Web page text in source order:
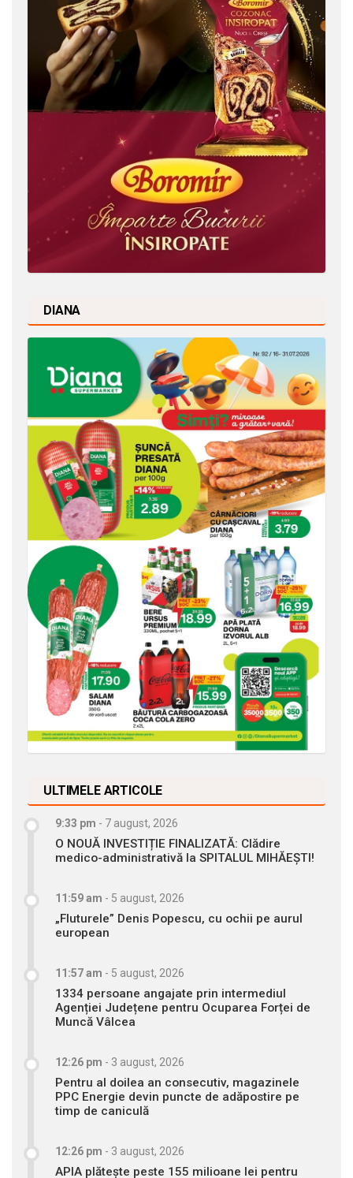
DIANA
ULTIMELE ARTICOLE
9:33 pm - 7 august, 2026
O NOUĂ INVESTIȚIE FINALIZATĂ: Clădire
medico-administrativă la SPITALUL MIHĂEȘTI!
11:59 am - 5 august, 2026
„Fluturele” Denis Popescu, cu ochii pe aurul
european
11:57 am - 5 august, 2026
1334 persoane angajate prin intermediul
Agenției Județene pentru Ocuparea Forței de
Muncă Vâlcea
12:26 pm - 3 august, 2026
Pentru al doilea an consecutiv, magazinele
PPC Energie devin puncte de adăpostire pe
timp de caniculă
12:26 pm - 3 august, 2026
APIA plătește peste 155 milioane lei pentru